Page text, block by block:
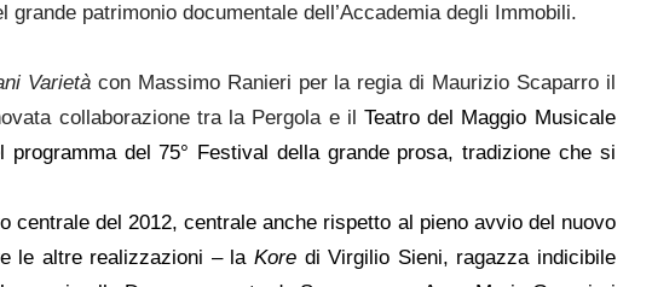
grande patrimonio documentale dell’Accademia degli Immobili.
Varietà con Massimo Ranieri per la regia di Maurizio Scaparro il
collaborazione tra la Pergola e ilTeatro del Maggio Musicale
programma del 75° Festival della grande prosa, tradizione che si
centrale del 2012, centrale anche rispetto al pieno avvio del nuovo
le altre realizzazioni – la Koredi Virgilio Sieni, ragazza indicibile